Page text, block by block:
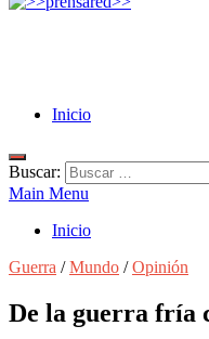
Inicio
Buscar:
Main Menu
Inicio
Guerra /Mundo /Opinión
De la guerra fría